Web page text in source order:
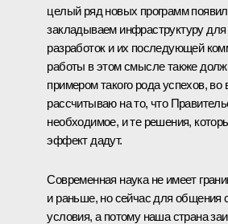
целый ряд новых программ
закладываем инфраструктуру
разработок и их последующей
работы в этом смысле также
примером такого рода успехов, во
рассчитываю на то, что
необходимое, и те решения,
эффект дадут.
Современная наука не имеет
и раньше, но сейчас для общения
условия, а потому наша страна